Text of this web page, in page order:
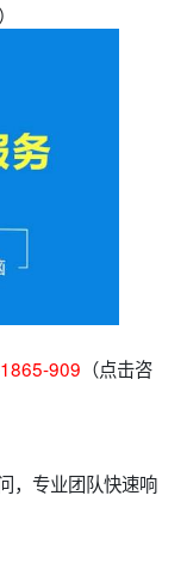
909 （点击咨
，专业团队快速响